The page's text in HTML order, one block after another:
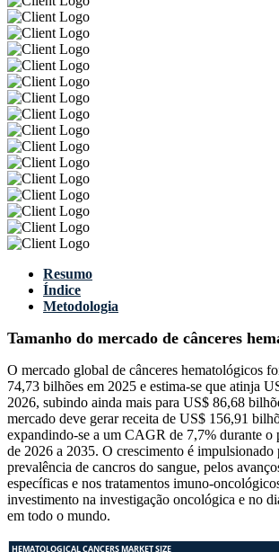
Resumo
Índice
Metodologia
Tamanho do mercado de cânceres
O mercado global de cânceres hematológicos
74,73 bilhões em 2025 e estima-se que atinja
2026, subindo ainda mais para US$ 86,68
mercado deve gerar receita de US$ 156,91
expandindo-se a um CAGR de 7,7% durante o
de 2026 a 2035. O crescimento é impulsionado
prevalência de cancros do sangue, pelos
específicas e nos tratamentos imuno-
investimento na investigação oncológica e no
em todo o mundo.